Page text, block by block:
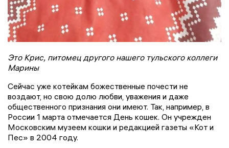
Это Крис, питомец другого нашего тульского коллеги
Марины
Сейчас уже котейкам божественные почести не
воздают, но свою долю любви, уважения и даже
общественного признания они имеют. Так, например, в
России 1 марта отмечается День кошек. Он учрежден
Московским музеем кошки и редакцией газеты «Кот и
Пес» в 2004 году.